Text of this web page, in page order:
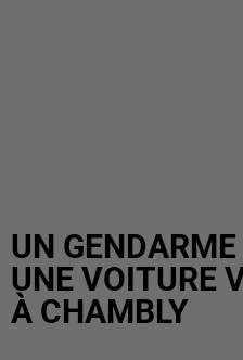
UN
UNE VOITURE
À CHAMBLY